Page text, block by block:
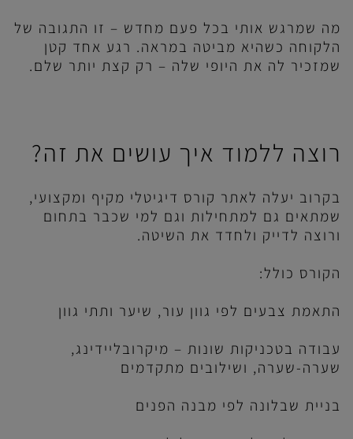
מה שמרגש אותי בכל פעם מחדש – זו התגובה של
הלקוחה כשהיא מביטה במראה. רגע אחד קטן
שמזכיר לה את היופי שלה – רק קצת יותר שלם.
רוצה ללמוד איך עושים את זה?
בקרוב יעלה לאתר קורס דיגיטלי מקיף ומקצועי,
שמתאים גם למתחילות וגם למי שכבר בתחום
ורוצה לדייק ולחדד את השיטה.
הקורס כולל:
התאמת צבעים לפי גוון עור, שיער ותתי גוון
עבודה בטכניקות שונות – מיקרובליידינג,
שערה-שערה, ושילובים מתקדמים
בניית שבלונה לפי מבנה הפנים